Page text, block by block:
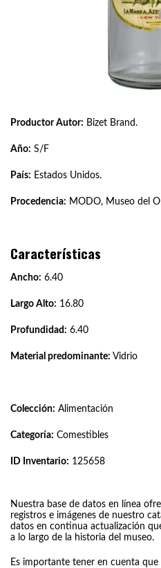
Productor Autor: Bizet Brand.
Año: S/F
País: Estados Unidos.
Procedencia: MODO, Museo del
Características
Ancho: 6.40
Largo Alto: 16.80
Profundidad: 6.40
Material predominante: Vidrio
Colección: Alimentación
Categoría: Comestibles
ID Inventario: 125658
Nuestra base de datos en línea
registros e imágenes de nuestro
datos en continua actualización
a lo largo de la historia del museo.
Es importante tener en cuenta